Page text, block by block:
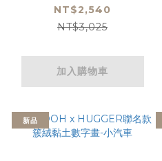
NT$2,540
NT$3,025
加入購物車
新品